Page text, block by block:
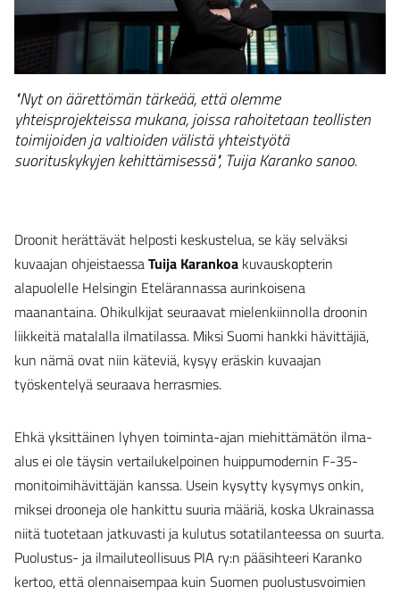
"Nyt on äärettömän tärkeää, että olemme
yhteisprojekteissa mukana, joissa rahoitetaan teollisten
toimijoiden ja valtioiden välistä yhteistyötä
suorituskykyjen kehittämisessä", Tuija Karanko sanoo.
Droonit herättävät helposti keskustelua, se käy selväksi
kuvaajan ohjeistaessaTuija Karankoa kuvauskopterin
alapuolelle Helsingin Etelärannassa aurinkoisena
maanantaina. Ohikulkijat seuraavat mielenkiinnolla droonin
liikkeitä matalalla ilmatilassa. Miksi Suomi hankki hävittäjiä,
kun nämä ovat niin käteviä, kysyy eräskin kuvaajan
työskentelyä seuraava herrasmies.
Ehkä yksittäinen lyhyen toiminta-ajan miehittämätön ilma-
alus ei ole täysin vertailukelpoinen huippumodernin F-35-
monitoimihävittäjän kanssa. Usein kysytty kysymys onkin,
miksei drooneja ole hankittu suuria määriä, koska Ukrainassa
niitä tuotetaan jatkuvasti ja kulutus sotatilanteessa on suurta.
Puolustus- ja ilmailuteollisuus PIA ry:n pääsihteeri Karanko
kertoo, että olennaisempaa kuin Suomen puolustusvoimien